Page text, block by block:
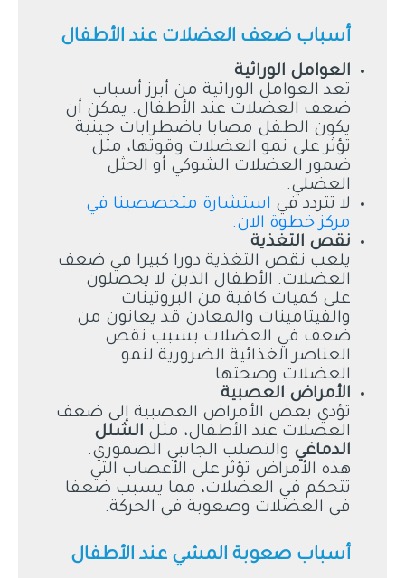
أسباب ضعف العضلات عند الأطفال
العوامل الوراثية
تعد العوامل الوراثية من أبرز أسباب
ضعف العضلات عند الأطفال. يمكن أن
يكون الطفل مصابا باضطرابات جينية
تؤثر على نمو العضلات وقوتها، مثل
ضمور العضلات الشوكي أو الحثل
العضلي.
لا تتردد في استشارة متخصصينا في
مركز خطوة الان.
نقص التغذية
يلعب نقص التغذية دورا كبيرا في ضعف
العضلات. الأطفال الذين لا يحصلون
على كميات كافية من البروتينات
والفيتامينات والمعادن قد يعانون من
ضعف في العضلات بسبب نقص
العناصر الغذائية الضرورية لنمو
العضلات وصحتها.
الأمراض العصبية
تؤدي بعض الأمراض العصبية إلى ضعف
العضلات عند الأطفال، مثل الشلل
الدماغي والتصلب الجانبي الضموري.
هذه الأمراض تؤثر على الأعصاب التي
تتحكم في العضلات، مما يسبب ضعفا
في العضلات وصعوبة في الحركة.
أسباب صعوبة المشي عند الأطفال